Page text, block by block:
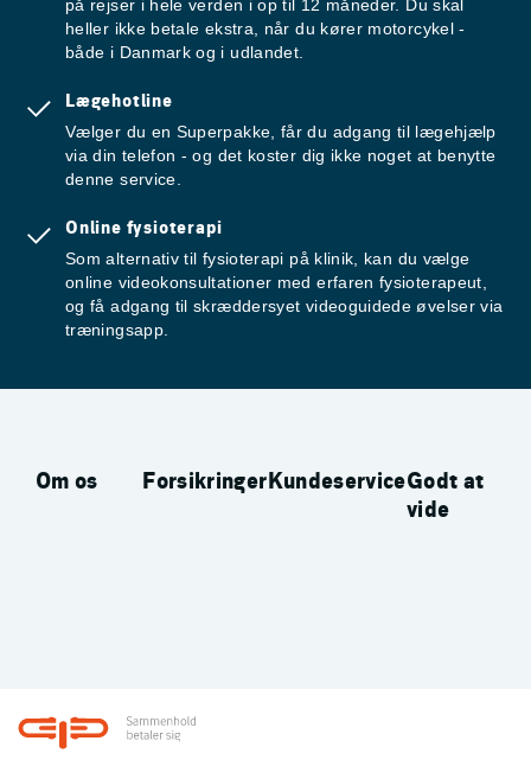
på rejser i hele verden i op til 12 måneder. Du skal
heller ikke betale ekstra, når du kører motorcykel -
både i Danmark og i udlandet.
Lægehotline
Vælger du en Superpakke, får du adgang til lægehjælp
via din telefon - og det koster dig ikke noget at benytte
denne service.
Online fysioterapi
Som alternativ til fysioterapi på klinik, kan du vælge
online videokonsultationer med erfaren fysioterapeut,
og få adgang til skræddersyet videoguidede øvelser via
træningsapp.
Om os ForsikringerKundeserviceGodt at
vide